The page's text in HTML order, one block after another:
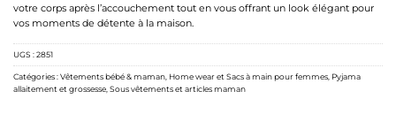
votre corps après l’accouchement tout en vous offrant un look élégant pour
vos moments de détente à la maison.
UGS :2851
Catégories :Vêtements bébé & maman Home wear et Sacs à main pour femmes Pyjama
allaitement et grossesse Sous vêtements et articles maman